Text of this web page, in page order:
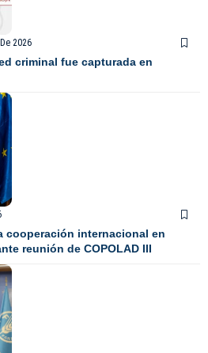
2026
criminal fue capturada en
cooperación internacional en
reunión de COPOLAD III